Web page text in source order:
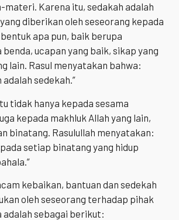
materi. Karena itu, sedakah adalah
diberikan oleh seseorang kepada
apa pun, baik berupa
ucapan yang baik, sikap yang
lain. Rasul menyatakan bahwa:
sedekah.”
tidak hanya kepada sesama
kepada makhluk Allah yang lain,
binatang. Rasulullah menyatakan:
setiap binatang yang hidup
kebaikan, bantuan dan sedekah
oleh seseorang terhadap pihak
adalah sebagai berikut: